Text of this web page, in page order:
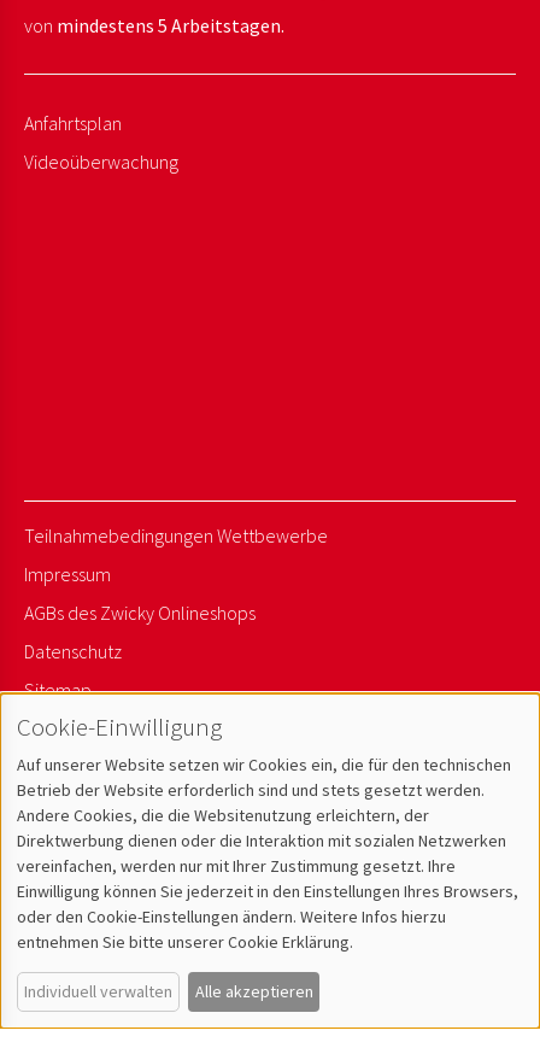
von mindestens 5 Arbeitstagen.
Anfahrtsplan
Videoüberwachung
Teilnahmebedingungen Wettbewerbe
Impressum
AGBs des Zwicky Onlineshops
Datenschutz
Sitemap
Newsletter Anmelden
Cookie-Einwilligung
Auf unserer Website setzen wir Cookies ein, die für den technischen
Betrieb der Website erforderlich sind und stets gesetzt werden.
Andere Cookies, die die Websitenutzung erleichtern, der
Direktwerbung dienen oder die Interaktion mit sozialen Netzwerken
vereinfachen, werden nur mit Ihrer Zustimmung gesetzt. Ihre
Einwilligung können Sie jederzeit in den Einstellungen Ihres Browsers,
oder den Cookie-Einstellungen ändern. Weitere Infos hierzu
entnehmen Sie bitte unserer Cookie Erklärung.
Individuell verwalten Alle akzeptieren